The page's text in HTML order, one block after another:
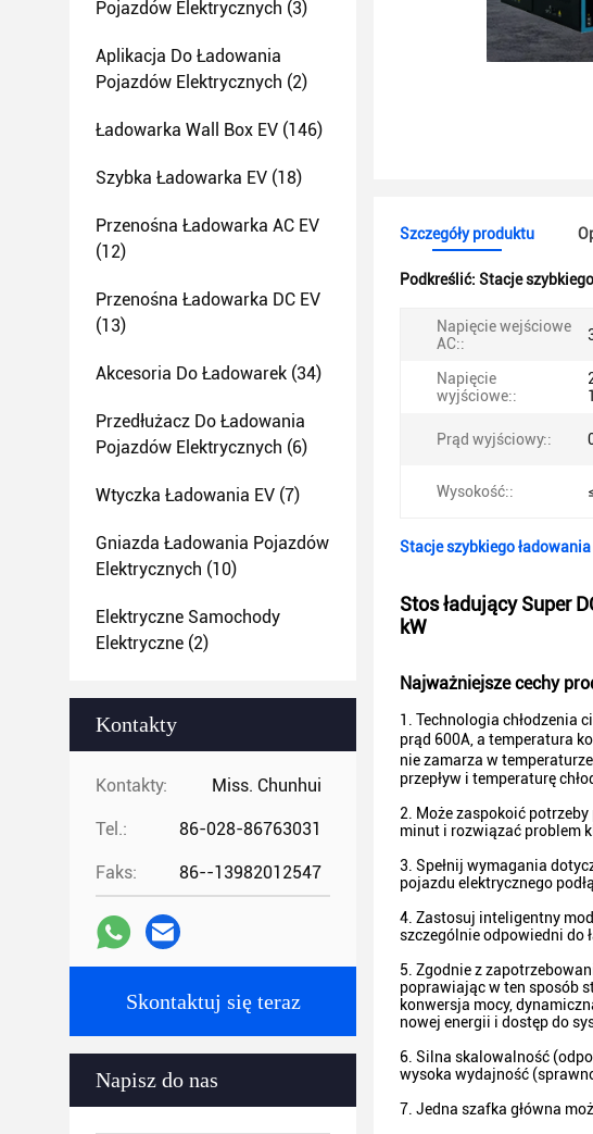
Pojazdów Elektrycznych (3)
Aplikacja Do Ładowania
Pojazdów Elektrycznych (2)
Ładowarka Wall Box EV (146)
Szybka Ładowarka EV (18)
Przenośna Ładowarka AC EV
(12)
Przenośna Ładowarka DC EV
(13)
Akcesoria Do Ładowarek (34)
Przedłużacz Do Ładowania
Pojazdów Elektrycznych (6)
Wtyczka Ładowania EV (7)
Gniazda Ładowania Pojazdów
Elektrycznych (10)
Elektryczne Samochody
Elektryczne (2)
Kontakty
Kontakty: Miss. Chunhui
Tel.: 86-028-86763031
Faks: 86--13982012547
Skontaktuj się teraz
Napisz do nas
Szczegóły produktu
Podkreślić: Stacje
Napięcie wejściowe
AC::
Napięcie
wyjściowe::
Prąd wyjściowy::
Wysokość::
Stacje szybkiego ładowania
Stos ładujący Super
kW
Najważniejsze cechy
1. Technologia chłodzenia
prąd 600A, a temperatura
nie zamarza w
przepływ i temperaturę
2. Może zaspokoić
minut i rozwiązać problem
3. Spełnij wymagania
pojazdu elektrycznego
4. Zastosuj inteligentny
szczególnie odpowiedni do
5. Zgodnie z
poprawiając w ten sposób
konwersja mocy,
nowej energii i dostęp do
6. Silna skalowalność
wysoka wydajność
7. Jedna szafka główna